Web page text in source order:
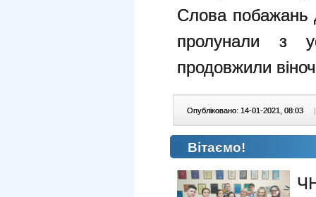
Слова побажань
пролунали з
продовжили
Опубліковано: 14-01-2021, 08:03 |
Вітаємо!